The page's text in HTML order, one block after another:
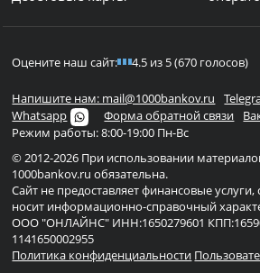
Оцените наш сайт: 4.5 из 5 (670 голосов)
Напишите нам: mail@1000bankov.ru
Whatsapp
Форма обратной связи
Режим работы: 8:00-19:00 Пн-Вс
© 2012-2026 При использовании
1000bankov.ru обязательна.
Сайт не предоставляет финансовые
носит информационно-справочный
ООО "ОНЛАЙНС" ИНН:1650279601
1141650002955
Политика конфиденциальности